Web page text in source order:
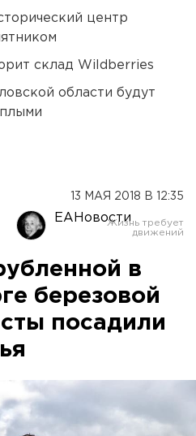
центр
склад Wildberries
области будут
13 МАЯ 2018 В 12:35
ЕАНовости
в
березовой
посадили